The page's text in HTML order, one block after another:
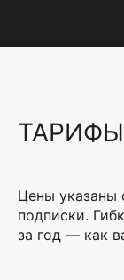
Цены указаны
подписки.
за год — как